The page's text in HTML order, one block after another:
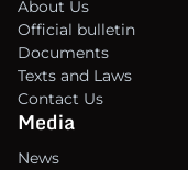
About Us
Official bulletin
Documents
Texts and Laws
Contact Us
Media
News